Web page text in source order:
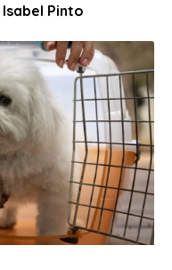
Isabel Pinto